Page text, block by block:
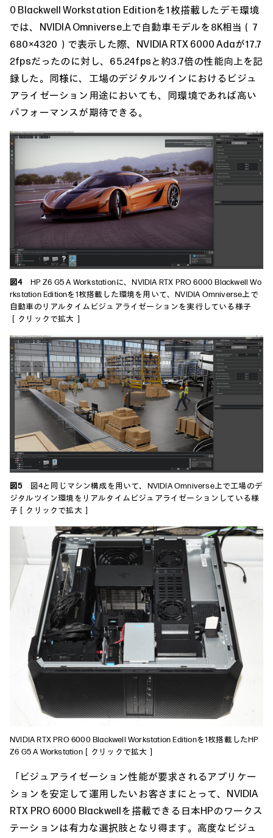
0 Blackwell Workstation Editionを1枚搭載したデモ環境
では、NVIDIA Omniverse上で自動車モデルを8K相当（7
680×4320）で表示した際、NVIDIA RTX 6000 Adaが17.7
2fpsだったのに対し、65.24fpsと約3.7倍の性能向上を記
録した。同様に、工場のデジタルツインにおけるビジュ
アライゼーション用途においても、同環境であれば高い
パフォーマンスが期待できる。
図4HP Z6 G5 A Workstationに、NVIDIA RTX PRO 6000 Blackwell Wo
rkstation Editionを1枚搭載した環境を用いて、NVIDIA Omniverse上で
自動車のリアルタイムビジュアライゼーションを実行している様子
［クリックで拡大］
図5図4と同じマシン構成を用いて、NVIDIA Omniverse上で工場のデ
ジタルツイン環境をリアルタイムビジュアライゼーションしている様
子［クリックで拡大］
NVIDIA RTX PRO 6000 Blackwell Workstation Editionを1枚搭載したHP
Z6 G5 A Workstation［クリックで拡大］
「ビジュアライゼーション性能が要求されるアプリケー
ションを安定して運用したいお客さまにとって、NVIDIA
RTX PRO 6000 Blackwellを搭載できる日本HPのワークス
テーションは有力な選択肢となり得ます。高度なビジュ